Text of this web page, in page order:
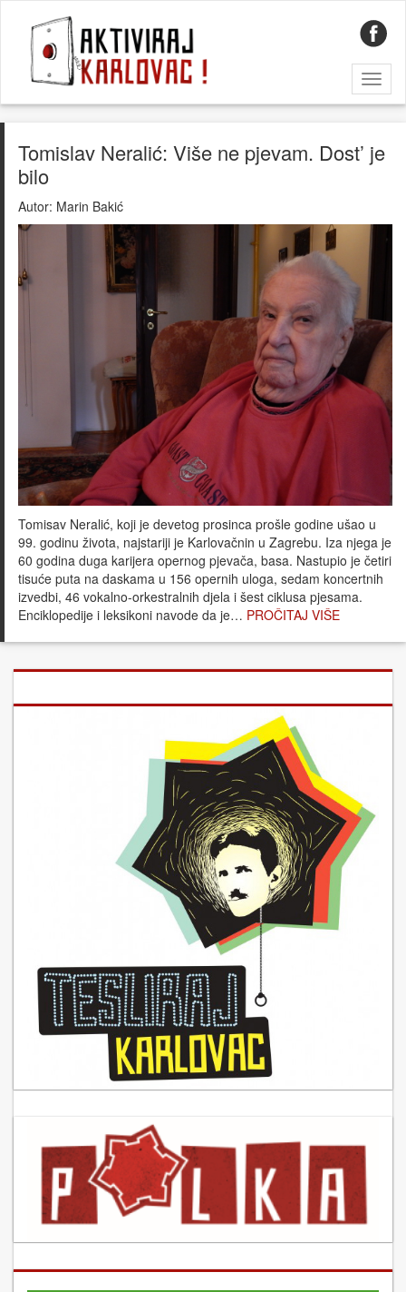
Tomislav Neralić: Više ne pjevam. Dost’ je
bilo
Autor: Marin Bakić
Tomisav Neralić, koji je devetog prosinca prošle godine ušao u
99. godinu života, najstariji je Karlovačnin u Zagrebu. Iza njega je
60 godina duga karijera opernog pjevača, basa. Nastupio je četiri
tisuće puta na daskama u 156 opernih uloga, sedam koncertnih
izvedbi, 46 vokalno-orkestralnih djela i šest ciklusa pjesama.
Enciklopedije i leksikoni navode da je… PROČITAJ VIŠE